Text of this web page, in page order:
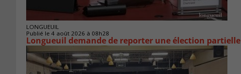
LONGUEUIL
Publié le 4 août 2026 à 08h28
Longueuil demande de reporter une élection partielle